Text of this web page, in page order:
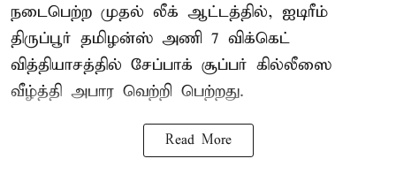
நடைபெற்ற முதல் லீக் ஆட்டத்தில், ஐடிரீம்
திருப்பூர் தமிழன்ஸ் அணி 7 விக்கெட்
வித்தியாசத்தில் சேப்பாக் சூப்பர் கில்லீஸை
வீழ்த்தி அபார வெற்றி பெற்றது.
Read More